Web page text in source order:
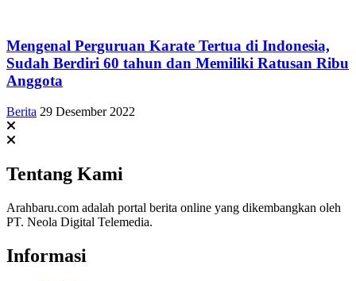
Mengenal Perguruan Karate Tertua di Indonesia,
Sudah Berdiri 60 tahun dan Memiliki Ratusan Ribu
Anggota
Berita 29 Desember 2022
Tentang Kami
Arahbaru.com adalah portal berita online yang dikembangkan oleh
PT. Neola Digital Telemedia.
Informasi